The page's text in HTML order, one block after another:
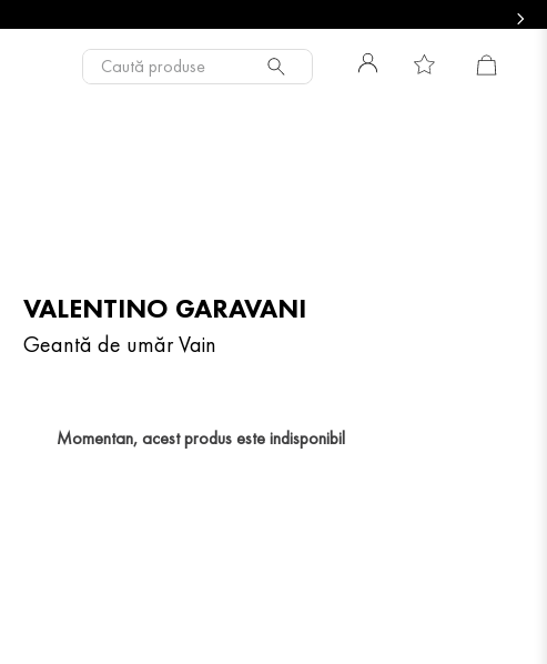
Caută produse
VALENTINO GARAVANI
Geantă de umăr Vain
Momentan, acest produs este indisponibil